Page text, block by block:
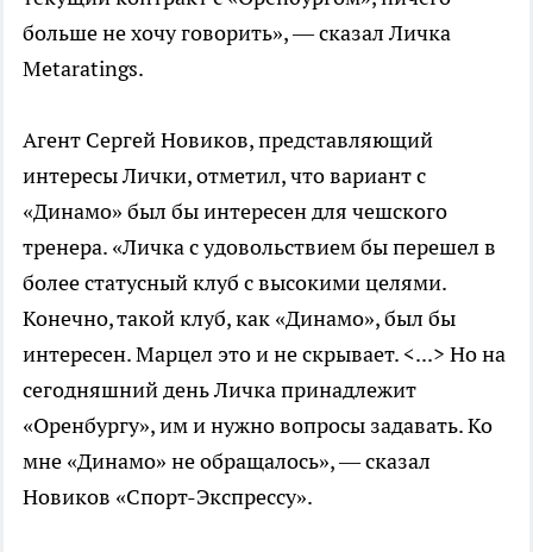
больше не хочу говорить», — сказал Личка
Metaratings.
Агент Сергей Новиков, представляющий
интересы Лички, отметил, что вариант с
«Динамо» был бы интересен для чешского
тренера. «Личка с удовольствием бы перешел в
более статусный клуб с высокими целями.
Конечно, такой клуб, как «Динамо», был бы
интересен. Марцел это и не скрывает. <...> Но на
сегодняшний день Личка принадлежит
«Оренбургу», им и нужно вопросы задавать. Ко
мне «Динамо» не обращалось», — сказал
Новиков «Спорт-Экспрессу».